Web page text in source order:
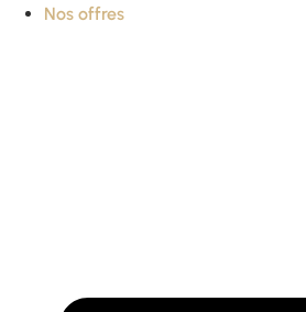
Nos offres